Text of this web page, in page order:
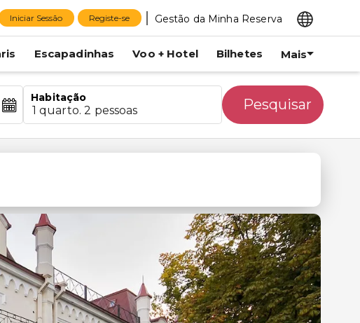
Iniciar Sessão Registe-se Gestão da Minha Reserva
Escapadinhas Voo + Hotel Bilhetes Mais
Habitação
1 quarto. 2 pessoas Pesquisar